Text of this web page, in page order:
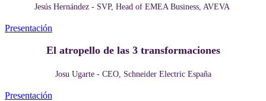
Jesús Hernández - SVP, Head of EMEA Business, AVEVA
Presentación
El atropello de las 3 transformaciones
Josu Ugarte - CEO, Schneider Electric España
Presentación